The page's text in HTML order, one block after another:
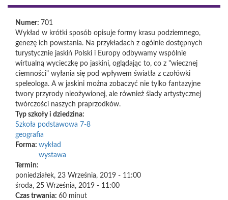
Numer: 701
Wykład w krótki sposób opisuje formy krasu podziemnego,
genezę ich powstania. Na przykładach z ogólnie dostępnych
turystycznie jaskiń Polski i Europy odbywamy wspólnie
wirtualną wycieczkę po jaskini, oglądając to, co z "wiecznej
ciemności" wyłania się pod wpływem światła z czołówki
speleologa. A w jaskini można zobaczyć nie tylko fantazyjne
twory przyrody nieożywionej, ale również ślady artystycznej
twórczości naszych praprzodków.
Typ szkoły i dziedzina:
Szkoła podstawowa 7-8
geografia
Forma: wykład
wystawa
Termin:
poniedziałek, 23 Września, 2019 - 11:00
środa, 25 Września, 2019 - 11:00
Czas trwania: 60 minut